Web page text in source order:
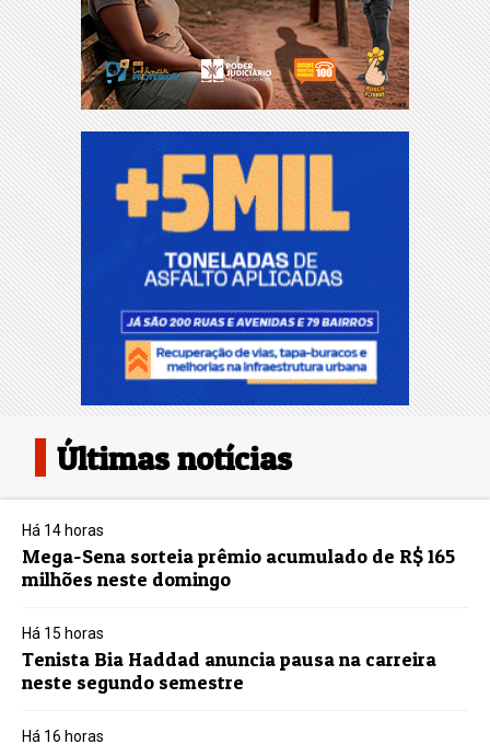
Últimas notícias
Há 14 horas
Mega-Sena sorteia prêmio acumulado de R$ 165
milhões neste domingo
Há 15 horas
Tenista Bia Haddad anuncia pausa na carreira
neste segundo semestre
Há 16 horas